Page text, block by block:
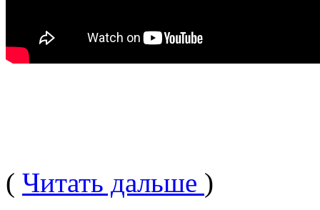
( Читать дальше )